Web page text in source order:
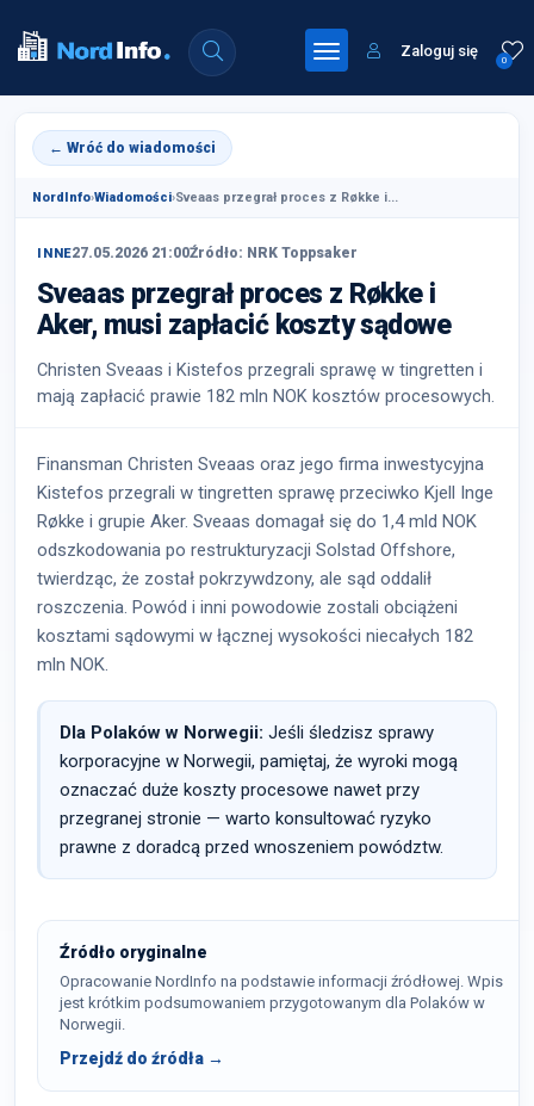
0
Zaloguj się
← Wróć do wiadomości
NordInfo›Wiadomości›Sveaas przegrał proces z Røkke i...
INNE27.05.2026 21:00Źródło: NRK Toppsaker
Sveaas przegrał proces z Røkke i
Aker, musi zapłacić koszty sądowe
Christen Sveaas i Kistefos przegrali sprawę w tingretten i
mają zapłacić prawie 182 mln NOK kosztów procesowych.
Finansman Christen Sveaas oraz jego firma inwestycyjna
Kistefos przegrali w tingretten sprawę przeciwko Kjell Inge
Røkke i grupie Aker. Sveaas domagał się do 1,4 mld NOK
odszkodowania po restrukturyzacji Solstad Offshore,
twierdząc, że został pokrzywdzony, ale sąd oddalił
roszczenia. Powód i inni powodowie zostali obciążeni
kosztami sądowymi w łącznej wysokości niecałych 182
mln NOK.
Dla Polaków w Norwegii: Jeśli śledzisz sprawy
korporacyjne w Norwegii, pamiętaj, że wyroki mogą
oznaczać duże koszty procesowe nawet przy
przegranej stronie — warto konsultować ryzyko
prawne z doradcą przed wnoszeniem powództw.
Źródło oryginalne
Opracowanie NordInfo na podstawie informacji źródłowej. Wpis
jest krótkim podsumowaniem przygotowanym dla Polaków w
Norwegii.
Przejdź do źródła →